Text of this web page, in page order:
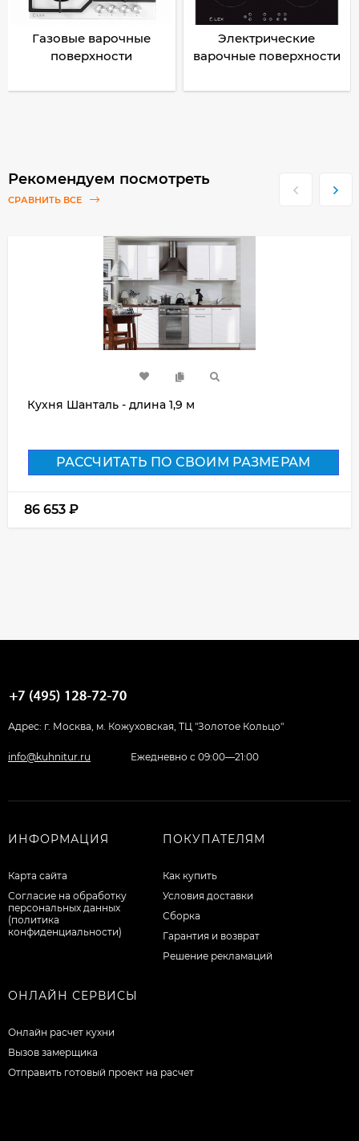
Газовые варочные
поверхности
Электрические
варочные поверхности
Рекомендуем посмотреть
СРАВНИТЬ ВСЕ
Кухня Шанталь - длина 1,9 м
РАССЧИТАТЬ ПО СВОИМ РАЗМЕРАМ
86 653 ₽
Адрес: г. Москва, м. Кожуховская, ТЦ "Золотое Кольцо"
info@kuhnitur.ru Ежедневно с 09:00—21:00
ИНФОРМАЦИЯ
Карта сайта
Согласие на обработку
персональных данных
(политика
конфиденциальности)
ПОКУПАТЕЛЯМ
Как купить
Условия доставки
Сборка
Гарантия и возврат
Решение рекламаций
ОНЛАЙН СЕРВИСЫ
Онлайн расчет кухни
Вызов замерщика
Отправить готовый проект на расчет